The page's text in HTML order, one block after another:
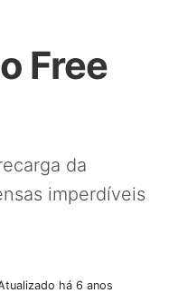
Free
da
imperdíveis
há 6 anos